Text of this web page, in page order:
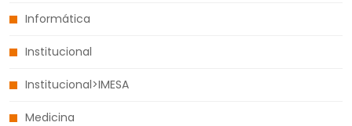
Informática
Institucional
Institucional>IMESA
Medicina